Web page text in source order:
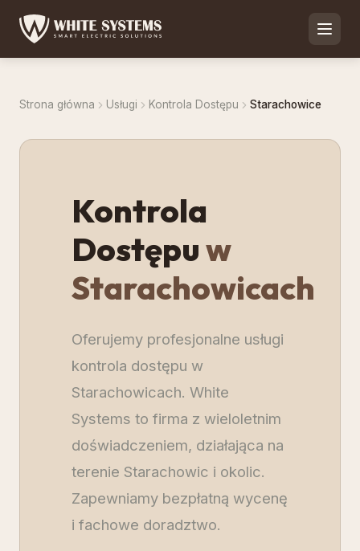
Strona główna Usługi Kontrola Dostępu Starachowice
Kontrola
Dostępuw
Starachowicach
Oferujemy profesjonalne usługi
kontrola dostępu w
Starachowicach. White
Systems to firma z wieloletnim
doświadczeniem, działająca na
terenie Starachowic i okolic.
Zapewniamy bezpłatną wycenę
i fachowe doradztwo.